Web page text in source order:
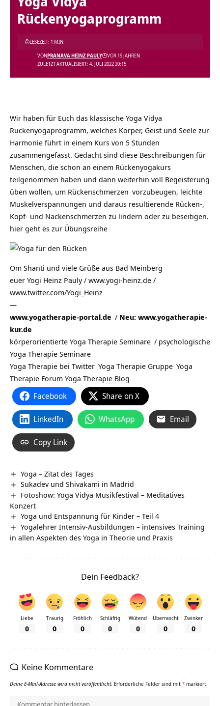
Rückenyogaprogramm
ZULETZT AKTUALISIERT: 4. JULI 2022 20:15
VONPRANAVA HEINZ PAULY VOR 19 JAHREN
LESEZEIT: 1 MIN
Wir haben für Euch das klassische Yoga Vidya
Rückenyogaprogramm, welches Körper, Geist und Seele zur
Harmonie führt in einem Kurs von 5 Stunden
zusammengefasst. Gedacht sind diese Beschreibungen für
Menschen, die schon an einem Rückenyogakurs
teilgenommen haben und dann weiterhin voll Begeisterung
üben wollen, um Rückenschmerzen vorzubeugen, leichte
Muskelverspannungen und daraus resultierende Rücken-,
Kopf- und Nackenschmerzen zu lindern oder zu beseitigen.
hier geht es zur Übungsreihe
Om Shanti und viele Grüße aus Bad Meinberg
euer Yogi Heinz Pauly / www.yogi-heinz.de /
www.twitter.com/Yogi_Heinz
—
www.yogatherapie-portal.de / Neu: www.yogatherapie-
kur.de
körperorientierte Yoga Therapie Seminare / psychologische
Yoga Therapie Seminare
Yoga Therapie bei Twitter Yoga Therapie Gruppe Yoga
Therapie Forum Yoga Therapie Blog
Facebook Share on X
LinkedIn WhatsApp Email
Copy Link
Yoga – Zitat des Tages
Sukadev und Shivakami in Madrid
Fotoshow: Yoga Vidya Musikfestival – Meditatives
Konzert
Yoga und Entspannung für Kinder – Teil 4
Yogalehrer Intensiv-Ausbildungen – intensives Training
in allen Aspekten des Yoga in Theorie und Praxis
Dein Feedback?
Liebe
0
Traurig
0
Fröhlich
0
Schläfrig
0
Wütend
0
Überrascht
0
Zwinker
0
Keine Kommentare
Deine E-Mail-Adresse wird nicht veröffentlicht. Erforderliche Felder sind mit * markiert.